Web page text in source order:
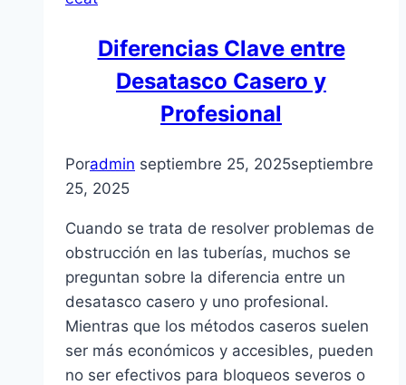
Diferencias Clave entre
Desatasco Casero y
Profesional
Poradmin septiembre 25, 2025septiembre
25, 2025
Cuando se trata de resolver problemas de
obstrucción en las tuberías, muchos se
preguntan sobre la diferencia entre un
desatasco casero y uno profesional.
Mientras que los métodos caseros suelen
ser más económicos y accesibles, pueden
no ser efectivos para bloqueos severos o